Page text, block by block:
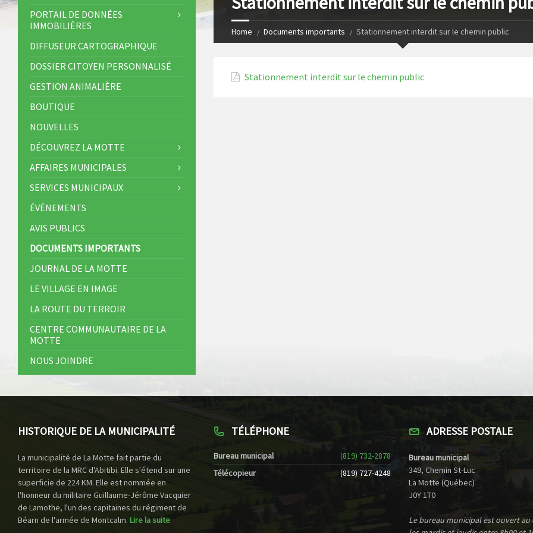
Home Documents importants Stationnement interdit sur le chemin public
Stationnement interdit sur le chemin public
PORTAIL DE DONNÉES
IMMOBILIÈRES
DIFFUSEUR CARTOGRAPHIQUE
DOSSIER CITOYEN PERSONNALISÉ
GESTION ANIMALIÈRE
BOUTIQUE
NOUVELLES
DÉCOUVREZ LA MOTTE
AFFAIRES MUNICIPALES
SERVICES MUNICIPAUX
ÉVÉNEMENTS
AVIS PUBLICS
DOCUMENTS IMPORTANTS
JOURNAL DE LA MOTTE
LE VILLAGE EN IMAGE
LA ROUTE DU TERROIR
CENTRE COMMUNAUTAIRE DE LA
MOTTE
NOUS JOINDRE
HISTORIQUE DE LA MUNICIPALITÉ
La municipalité de La Motte fait partie du
territoire de la MRC d'Abitibi. Elle s'étend sur une
superficie de 224 KM. Elle est nommée en
l'honneur du militaire Guillaume-Jérôme Vacquier
de Lamothe, l'un des capitaines du régiment de
Béarn de l'armée de Montcalm. Lire la suite
TÉLÉPHONE
Bureau municipal
(819) 732-2878
Télécopieur
(819) 727-4248
ADRESSE POSTALE
Bureau municipal
349, Chemin St-Luc
La Motte (Québec)
J0Y 1T0
Le bureau municipal est ouvert
s